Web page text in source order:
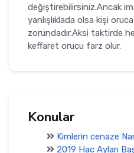
değiştirebilirsiniz.Ancak
yanlışlıklada olsa kişi
zorundadır.Aksi taktirde
keffaret orucu farz olur.
Konular
Kimlerin cenaze
2019 Hac Ayları